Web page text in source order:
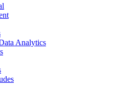
Analytics